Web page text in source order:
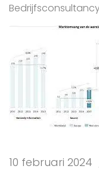
10 februari 2024